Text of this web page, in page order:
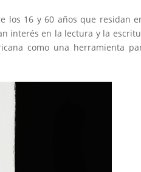
los 16 y 60 años que residan
interés en la lectura y la
como una herramienta